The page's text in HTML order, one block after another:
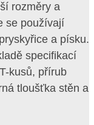
rozměry a
se používají
a písku.
specifikací
kusů, přírub
tloušťka stěn a